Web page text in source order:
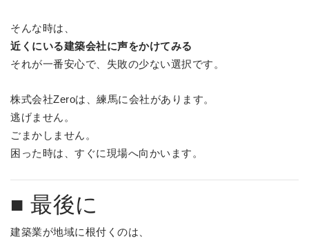
そんな時は、
近くにいる建築会社に声をかけてみる
それが一番安心で、失敗の少ない選択です。
株式会社Zeroは、練馬に会社があります。
逃げません。
ごまかしません。
困った時は、すぐに現場へ向かいます。
■ 最後に
建築業が地域に根付くのは、